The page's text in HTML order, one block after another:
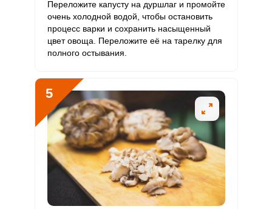
Фтор 134.2 мкг 4000 мкг 0.2 0.6
Хром 56 мкг 50 мкг 7.5 18.7
Бор 0 0
Ванадий 0 20 мкг 0 0
Молибден 14.5 мкг 70 мкг 1.4 3.5
Переложите капусту на дуршлаг и промойте
очень холодной водой, чтобы остановить
процесс варки и сохранить насыщенный
цвет овоща. Переложите её на тарелку для
полного остывания.
5
Забыли пароль?
ОТПРАВИТЬ СООБЩЕНИЕ